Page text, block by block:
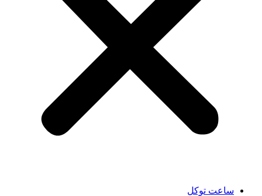
ساعت توکل